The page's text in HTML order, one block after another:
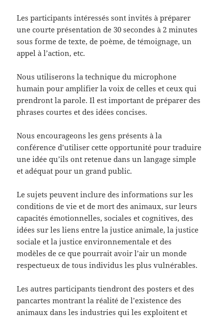
Les participants intéressés sont invités à préparer
une courte présentation de 30 secondes à 2 minutes
sous forme de texte, de poème, de témoignage, un
appel à l’action, etc.
Nous utiliserons la technique du microphone
humain pour amplifier la voix de celles et ceux qui
prendront la parole. Il est important de préparer des
phrases courtes et des idées concises.
Nous encourageons les gens présents à la
conférence d’utiliser cette opportunité pour traduire
une idée qu’ils ont retenue dans un langage simple
et adéquat pour un grand public.
Le sujets peuvent inclure des informations sur les
conditions de vie et de mort des animaux, sur leurs
capacités émotionnelles, sociales et cognitives, des
idées sur les liens entre la justice animale, la justice
sociale et la justice environnementale et des
modèles de ce que pourrait avoir l’air un monde
respectueux de tous individus les plus vulnérables.
Les autres participants tiendront des posters et des
pancartes montrant la réalité de l’existence des
animaux dans les industries qui les exploitent et